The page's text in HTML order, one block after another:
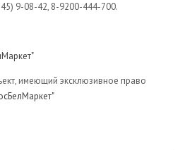
9-08-42, 8-9200-444-700.
имеющий эксклюзивное право